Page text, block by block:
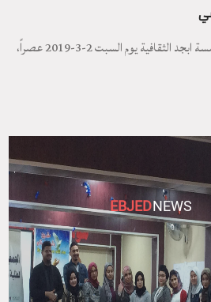
اقيمت على قاعة مؤسسة ابجد الثقافية يوم السبت 2-3-2019 عصراً،
EBJEDNEWS